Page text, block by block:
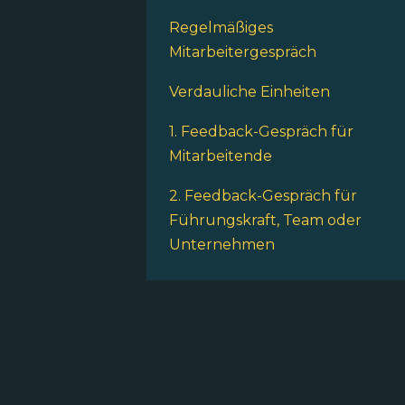
Regelmäßiges
Mitarbeitergespräch
Verdauliche Einheiten
1. Feedback-Gespräch für
Mitarbeitende
2. Feedback-Gespräch für
Führungskraft, Team oder
Unternehmen